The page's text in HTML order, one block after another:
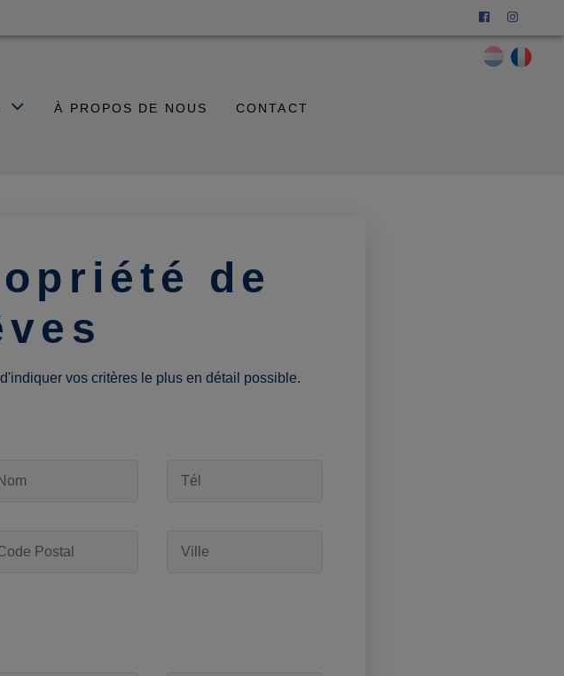
À PROPOS DE NOUS CONTACT
de
vos critères le plus en détail possible.